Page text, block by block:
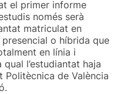
el primer informe
només serà
matriculat en
o híbrida que
en línia i
l’estudiantat haja
Politècnica de València